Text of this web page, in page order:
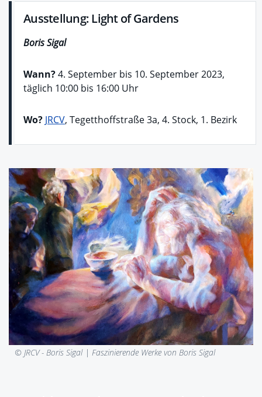
Ausstellung: Light of Gardens
Boris Sigal
Wann?4. September bis 10. September 2023,
täglich 10:00 bis 16:00 Uhr
Wo? JRCV, Tegetthoffstraße 3a, 4. Stock, 1. Bezirk
© JRCV - Boris Sigal | Faszinierende Werke von Boris Sigal